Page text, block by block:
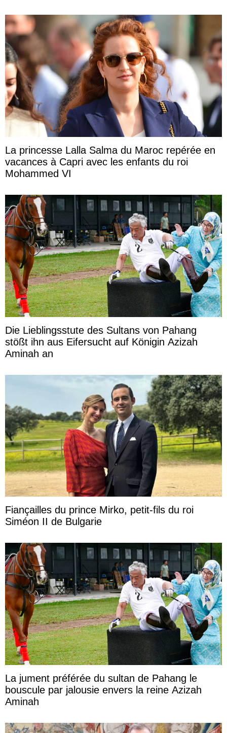
La princesse Lalla Salma du Maroc repérée en
vacances à Capri avec les enfants du roi
Mohammed VI
Die Lieblingsstute des Sultans von Pahang
stößt ihn aus Eifersucht auf Königin Azizah
Aminah an
Fiançailles du prince Mirko, petit-fils du roi
Siméon II de Bulgarie
La jument préférée du sultan de Pahang le
bouscule par jalousie envers la reine Azizah
Aminah